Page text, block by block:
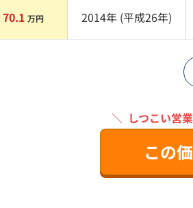
70.1 万円 2014年 (平成26年)
＼ しつこい営
この